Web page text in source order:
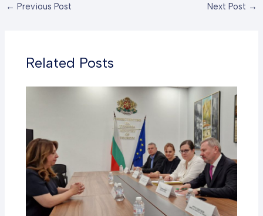
← Previous Post Next Post →
Related Posts